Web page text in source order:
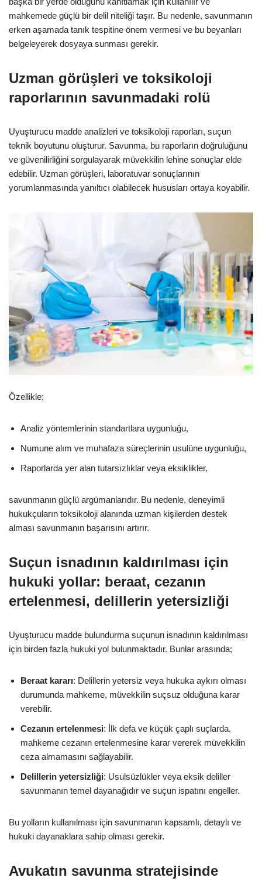
mahkemede güçlü bir delil niteliği taşır. Bu nedenle, savunmanın
erken aşamada tanık tespitine önem vermesi ve bu beyanları
belgeleyerek dosyaya sunması gerekir.
Uzman görüşleri ve toksikoloji
raporlarının savunmadaki rolü
Uyuşturucu madde analizleri ve toksikoloji raporları, suçun
teknik boyutunu oluşturur. Savunma, bu raporların doğruluğunu
ve güvenilirliğini sorgulayarak müvekkilin lehine sonuçlar elde
edebilir. Uzman görüşleri, laboratuvar sonuçlarının
yorumlanmasında yanıltıcı olabilecek hususları ortaya koyabilir.
Özellikle;
Analiz yöntemlerinin standartlara uygunluğu,
Numune alım ve muhafaza süreçlerinin usulüne uygunluğu,
Raporlarda yer alan tutarsızlıklar veya eksiklikler,
savunmanın güçlü argümanlarıdır. Bu nedenle, deneyimli
hukukçuların toksikoloji alanında uzman kişilerden destek
alması savunmanın başarısını artırır.
Suçun isnadının kaldırılması için
hukuki yollar: beraat, cezanın
ertelenmesi, delillerin yetersizliği
Uyuşturucu madde bulundurma suçunun isnadının kaldırılması
için birden fazla hukuki yol bulunmaktadır. Bunlar arasında;
Beraat kararı: Delillerin yetersiz veya hukuka aykırı olması
durumunda mahkeme, müvekkilin suçsuz olduğuna karar
verebilir.
Cezanın ertelenmesi: İlk defa ve küçük çaplı suçlarda,
mahkeme cezanın ertelenmesine karar vererek müvekkilin
ceza almamasını sağlayabilir.
Delillerin yetersizliği: Usulsüzlükler veya eksik deliller
savunmanın temel dayanağıdır ve suçun ispatını engeller.
Bu yolların kullanılması için savunmanın kapsamlı, detaylı ve
hukuki dayanaklara sahip olması gerekir.
Avukatın savunma stratejisinde